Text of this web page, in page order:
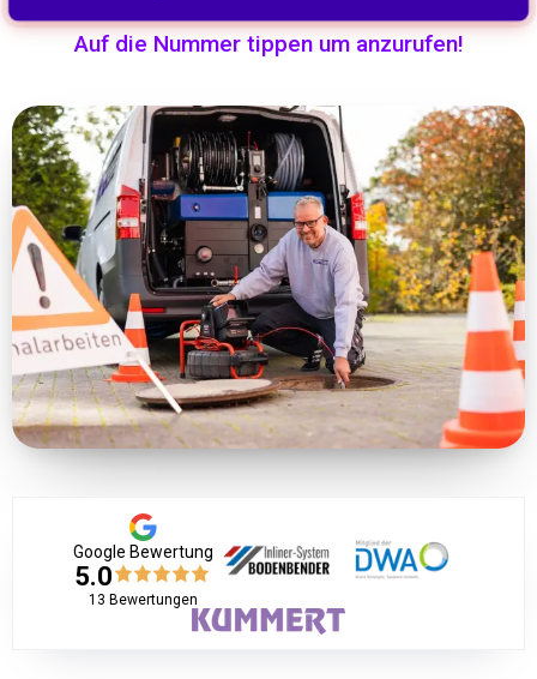
Auf die Nummer tippen um anzurufen!
Google Bewertung
5.0
13 Bewertungen